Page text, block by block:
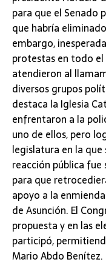
para que el Senado
que habría
embargo,
protestas en todo el
atendieron al
diversos grupos
destaca la Iglesia
enfrentaron a la
uno de ellos, pero
legislatura en la
reacción pública
para que
apoyo a la
de Asunción. El
propuesta y en las
participó,
Mario Abdo Benítez.